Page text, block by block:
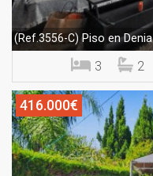
(Ref.3556-C)Piso en Denia
3 2
416.000€